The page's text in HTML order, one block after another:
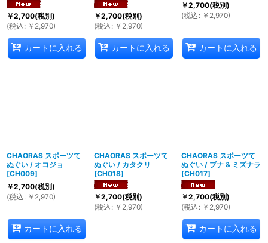
￥2,700(税別)
(税込 : ￥ 2,970)
カートに入れる
￥2,700(税別)
(税込 : ￥ 2,970)
カートに入れる
￥2,700(税別)
(税込 : ￥ 2,970)
カートに入れる
CHAORAS スポーツて
ぬぐい / オコジョ
[CH009]
￥2,700(税別)
(税込 : ￥ 2,970)
カートに入れる
CHAORAS スポーツて
ぬぐい / カタクリ
[CH018]
￥2,700(税別)
(税込 : ￥ 2,970)
CHAORAS スポーツて
ぬぐい / ブナ & ミズナラ
[CH017]
￥2,700(税別)
(税込 : ￥ 2,970)
カートに入れる